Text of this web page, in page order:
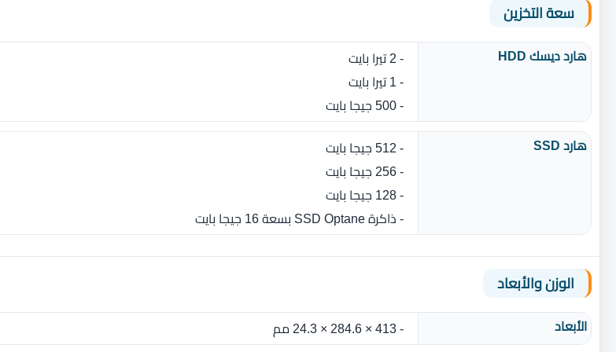
سعة التخزين
هارد ديسك HDD
- 2 تيرا بايت
- 1 تيرا بايت
- 500 جيجا بايت
هارد SSD
- 512 جيجا بايت
- 256 جيجا بايت
- 128 جيجا بايت
- ذاكرة SSD Optane بسعة 16 جيجا بايت
الوزن والأبعاد
الأبعاد
- 413 × 284.6 × 24.3 مم